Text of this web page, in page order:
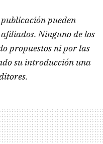
publicación pueden
Ninguno de los
propuestos ni por las
su introducción una